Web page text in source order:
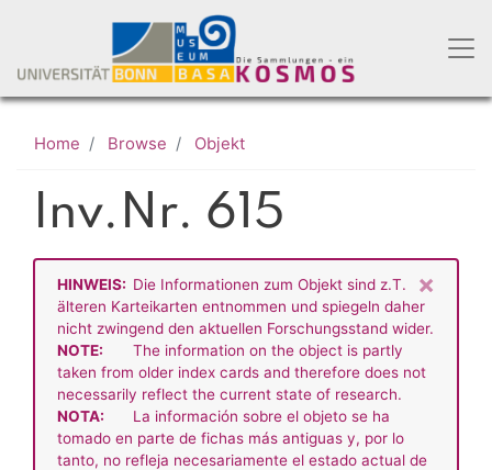
main
content
Home Browse Objekt
Inv.Nr. 615
×
HINWEIS: Die Informationen zum Objekt sind z.T.
älteren Karteikarten entnommen und spiegeln daher
nicht zwingend den aktuellen Forschungsstand wider.
NOTE:
The information on the object is partly
taken from older index cards and therefore does not
necessarily reflect the current state of research.
NOTA:
La información sobre el objeto se ha
tomado en parte de fichas más antiguas y, por lo
tanto, no refleja necesariamente el estado actual de